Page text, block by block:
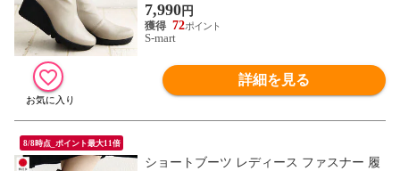
7,990円
72
S-mart
詳細を見る
8/8時点_ポイント最大11倍
ショートブーツ レディース ファスナー 履